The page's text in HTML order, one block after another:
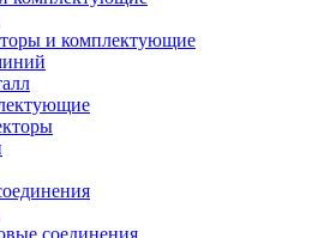
и комплектующие
соединения